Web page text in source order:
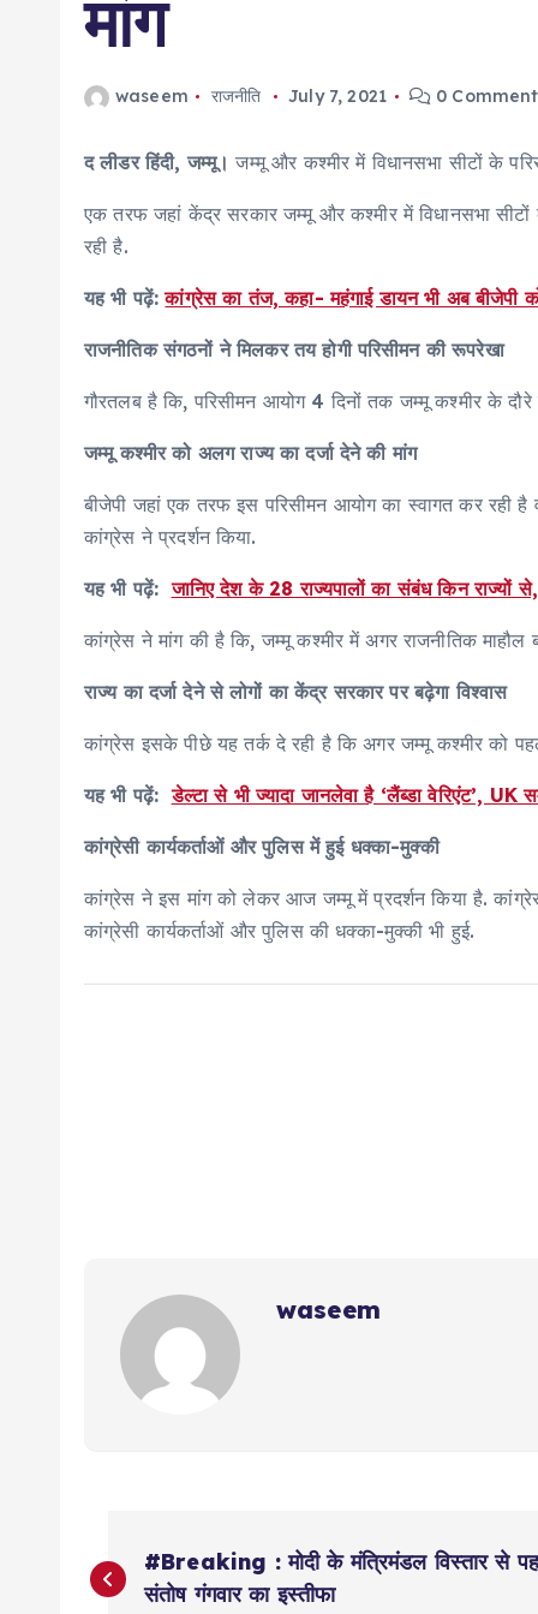
मांग
waseem राजनीति July 7, 2021 0
द लीडर हिंदी, जम्मू। जम्मू और कश्मीर में विधानसभा सीटों के
एक तरफ जहां केंद्र सरकार जम्मू और कश्मीर में विधानसभा
रही है.
यह भी पढ़ें:कांग्रेस का तंज, कहा- महंगाई डायन भी अब बीजेपी
राजनीतिक संगठनों ने मिलकर तय होगी परिसीमन की रूपरेखा
गौरतलब है कि, परिसीमन आयोग 4 दिनों तक जम्मू कश्मीर के
जम्मू कश्मीर को अलग राज्य का दर्जा देने की मांग
बीजेपी जहां एक तरफ इस परिसीमन आयोग का स्वागत कर रही
कांग्रेस ने प्रदर्शन किया.
यह भी पढ़ें:जानिए देश के 28 राज्यपालों का संबंध किन राज्यों
कांग्रेस ने मांग की है कि, जम्मू कश्मीर में अगर राजनीतिक
राज्य का दर्जा देने से लोगों का केंद्र सरकार पर बढ़ेगा विश्वास
कांग्रेस इसके पीछे यह तर्क दे रही है कि अगर जम्मू कश्मीर को
यह भी पढ़ें:डेल्टा से भी ज्यादा जानलेवा है ‘लैंब्डा वेरिएंट’,
कांग्रेसी कार्यकर्ताओं और पुलिस में हुई धक्का-मुक्की
कांग्रेस ने इस मांग को लेकर आज जम्मू में प्रदर्शन किया है.
कांग्रेसी कार्यकर्ताओं और पुलिस की धक्का-मुक्की भी हुई.
waseem
P
#Breaking : मोदी के मंत्रिमंडल विस्तार से
संतोष गंगवार का इस्तीफा